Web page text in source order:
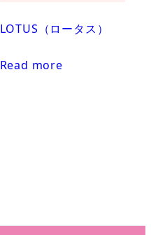
LOTUS（ロータス）
Read more